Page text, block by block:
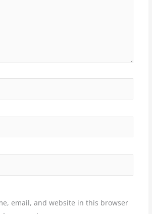
email, and website in this browser